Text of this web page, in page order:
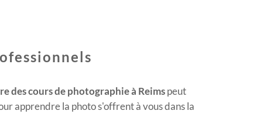
des cours de photographie à Reimspeut
apprendre la photo s'offrent à vous dans la